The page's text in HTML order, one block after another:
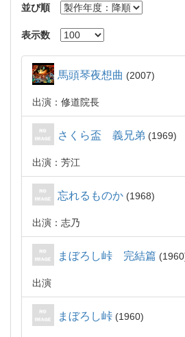
並び順
表示数
馬頭琴夜想曲 2007
出演：修道院長
さくら盃 義兄弟 1969
出演：芳江
忘れるものか 1968
出演：志乃
まぼろし峠 完結篇 1960
出演
まぼろし峠 1960